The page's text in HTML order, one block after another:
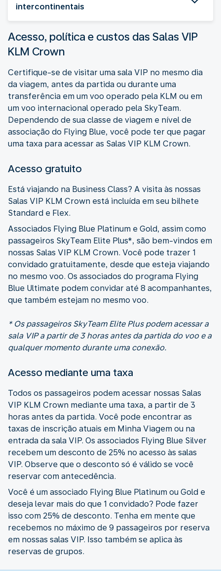
intercontinentais
Acesso, política e custos das Salas VIP
KLM Crown
Certifique-se de visitar uma sala VIP no mesmo dia
da viagem, antes da partida ou durante uma
transferência em um voo operado pela KLM ou em
um voo internacional operado pela SkyTeam.
Dependendo de sua classe de viagem e nível de
associação do Flying Blue, você pode ter que pagar
uma taxa para acessar as Salas VIP KLM Crown.
Acesso gratuito
Está viajando na Business Class? A visita às nossas
Salas VIP KLM Crown está incluída em seu bilhete
Standard e Flex.
Associados Flying Blue Platinum e Gold, assim como
passageiros SkyTeam Elite Plus*, são bem-vindos em
nossas Salas VIP KLM Crown. Você pode trazer 1
convidado gratuitamente, desde que esteja viajando
no mesmo voo. Os associados do programa Flying
Blue Ultimate podem convidar até 8 acompanhantes,
que também estejam no mesmo voo.
* Os passageiros SkyTeam Elite Plus podem acessar a
sala VIP a partir de 3 horas antes da partida do voo e a
qualquer momento durante uma conexão.
Acesso mediante uma taxa
Todos os passageiros podem acessar nossas Salas
VIP KLM Crown mediante uma taxa, a partir de 3
horas antes da partida. Você pode encontrar as
taxas de inscrição atuais em Minha Viagem ou na
entrada da sala VIP. Os associados Flying Blue Silver
recebem um desconto de 25% no acesso às salas
VIP. Observe que o desconto só é válido se você
reservar com antecedência.
Você é um associado Flying Blue Platinum ou Gold e
deseja levar mais do que 1 convidado? Pode fazer
isso com 25% de desconto. Tenha em mente que
recebemos no máximo de 9 passageiros por reserva
em nossas salas VIP. Isso também se aplica às
reservas de grupos.